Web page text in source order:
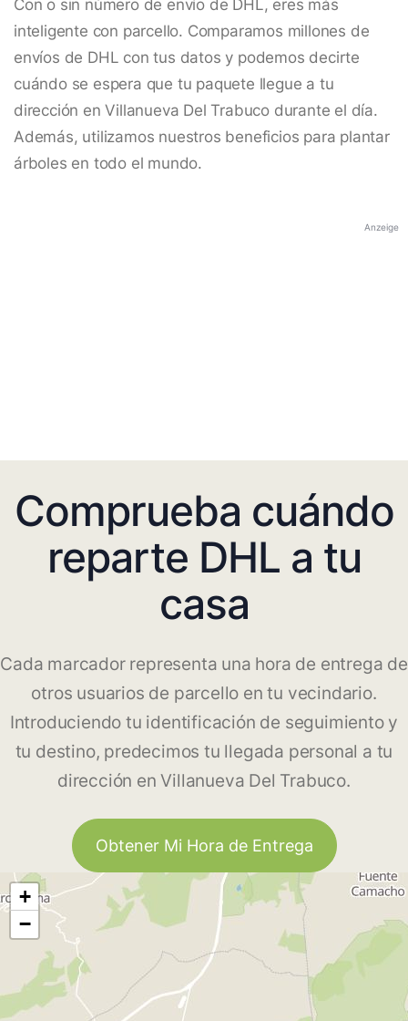
Con o sin número de envío de DHL, eres más
inteligente con parcello. Comparamos millones de
envíos de DHL con tus datos y podemos decirte
cuándo se espera que tu paquete llegue a tu
dirección en Villanueva Del Trabuco durante el día.
Además, utilizamos nuestros beneficios para plantar
árboles en todo el mundo.
Anzeige
Comprueba cuándo
reparte DHL a tu
casa
Cada marcador representa una hora de entrega de
otros usuarios de parcello en tu vecindario.
Introduciendo tu identificación de seguimiento y
tu destino, predecimos tu llegada personal a tu
dirección en Villanueva Del Trabuco.
Obtener Mi Hora de Entrega
+
−